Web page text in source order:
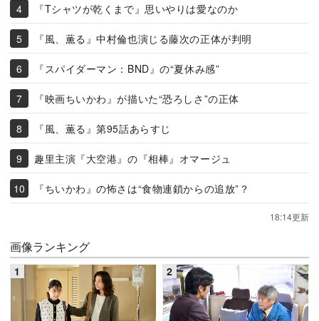
『Tシャツが乾くまで』思いやりは愛なのか
『風、薫る』中村倫也演じる藤次の正体が判明
『スパイダーマン：BND』の“夏休み感”
『映画ちいかわ』が描いた“恐ろしさ”の正体
『風、薫る』第95話あらすじ
趣里主演『大空港』の『相棒』オマージュ
『ちいかわ』の怖さは“食物連鎖からの追放”？
18:14更新
画像ランキング